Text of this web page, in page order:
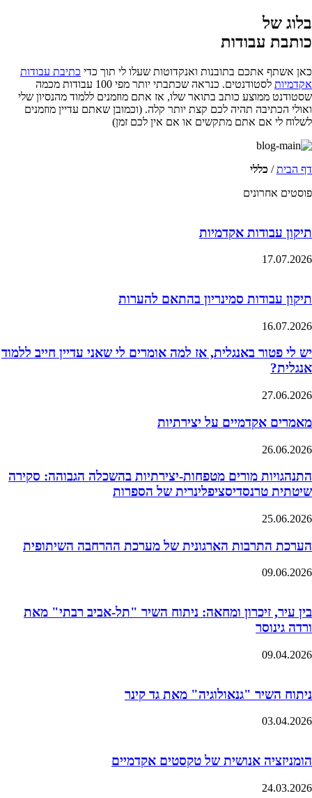
בלוג של
כותבת עבודות
כאן אשתף אתכם בתובנות ואנקדוטות שעלו לי תוך כדי כתיבת עבודות
אקדמיות
לסטודנטים. כנראה שכתבתי יותר מפי 100 עבודות מכמה
שסטודנט ממוצע כותב בתואר שלו, אז אתם מוזמנים ללמוד מהנסיון שלי
ואולי הכתיבה תהיה לכם קצת יותר קלה. (וכמובן שאתם עדיין מוזמנים
לשלוח לי אם אתם מתקשים או אם אין לכם זמן)
דף הבית/ כללי
פוסטים אחרונים
תיקון עבודות אקדמיות
17.07.2026
תיקון עבודות סמינריון בהתאם להערות
16.07.2026
יש לי פטור באנגלית, אז למה אומרים לי שאני עדיין חייב ללמוד
אנגלית?
27.06.2026
מאמרים אקדמיים על יצירתיות
26.06.2026
התנהגויות מורים מטפחות-יצירתיות בהשכלה הגבוהה: סקירה
שיטתית טרנסדיסציפלינרית של הספרות
25.06.2026
הערכת התרבות הארגונית של מערכת ההרחבה השיתופית
09.06.2026
בין עיר, זיכרון ומחאה: ניתוח השיר "תל-אביב רבתי" מאת
ורדה גינוסר
09.04.2026
ניתוח השיר "גנאולוגיה" מאת גד קינר
03.04.2026
הומניזציה אנושית של טקסטים אקדמיים
24.03.2026